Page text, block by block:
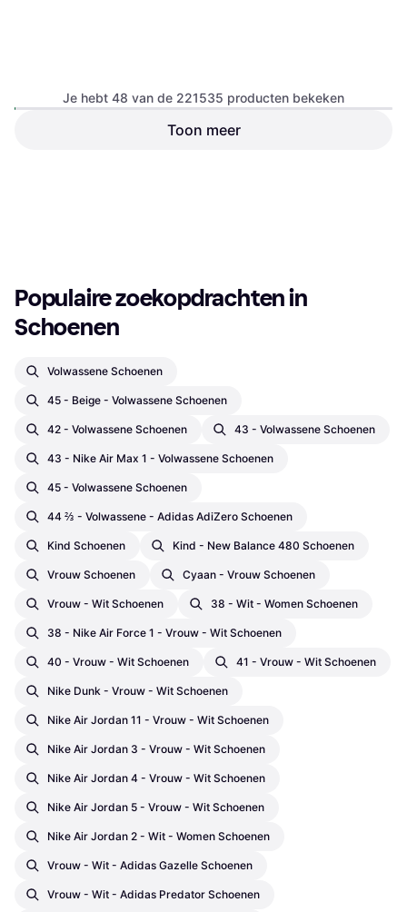
adidas Galalxy 7 - Core Black
Nike Shox TL M -
Je hebt 48 van de 221535 producten bekeken
Toon meer
Populaire zoekopdrachten in
Schoenen
Volwassene Schoenen
45 - Beige - Volwassene Schoenen
42 - Volwassene Schoenen 43 - Volwassene Schoenen
43 - Nike Air Max 1 - Volwassene Schoenen
45 - Volwassene Schoenen
44 ⅔ - Volwassene - Adidas AdiZero Schoenen
Kind Schoenen Kind - New Balance 480 Schoenen
Vrouw Schoenen Cyaan - Vrouw Schoenen
Vrouw - Wit Schoenen 38 - Wit - Women Schoenen
38 - Nike Air Force 1 - Vrouw - Wit Schoenen
40 - Vrouw - Wit Schoenen 41 - Vrouw - Wit Schoenen
Nike Dunk - Vrouw - Wit Schoenen
Nike Air Jordan 11 - Vrouw - Wit Schoenen
Nike Air Jordan 3 - Vrouw - Wit Schoenen
Nike Air Jordan 4 - Vrouw - Wit Schoenen
Nike Air Jordan 5 - Vrouw - Wit Schoenen
Nike Air Jordan 2 - Wit - Women Schoenen
Vrouw - Wit - Adidas Gazelle Schoenen
Vrouw - Wit - Adidas Predator Schoenen